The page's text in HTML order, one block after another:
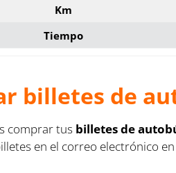
Km
Tiempo
billetes de
comprar tus billetes de
en el correo electrónico